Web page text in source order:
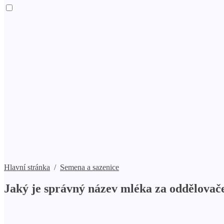
Hlavní stránka / Semena a sazenice
Jaký je správný název mléka za